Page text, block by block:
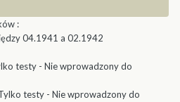
:
04.1941 a 02.1942
testy - Nie wprowadzony do
testy - Nie wprowadzony do